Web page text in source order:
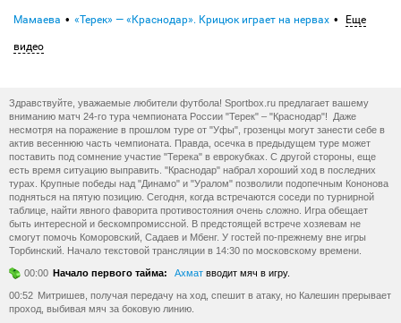
Мамаева «Терек» — «Краснодар». Крицюк играет на нервах Еще
видео
Здравствуйте, уважаемые любители футбола! Sportbox.ru предлагает вашему
вниманию матч 24-го тура чемпионата России "Терек" – "Краснодар"! Даже
несмотря на поражение в прошлом туре от "Уфы", грозенцы могут занести себе в
актив весеннюю часть чемпионата. Правда, осечка в предыдущем туре может
поставить под сомнение участие "Терека" в еврокубках. С другой стороны, еще
есть время ситуацию выправить. "Краснодар" набрал хороший ход в последних
турах. Крупные победы над "Динамо" и "Уралом" позволили подопечным Кононова
подняться на пятую позицию. Сегодня, когда встречаются соседи по турнирной
таблице, найти явного фаворита противостояния очень сложно. Игра обещает
быть интересной и бескомпромиссной. В предстоящей встрече хозяевам не
смогут помочь Коморовский, Садаев и Мбенг. У гостей по-прежнему вне игры
Торбинский. Начало текстовой трансляции в 14:30 по московскому времени.
00:00 Начало первого тайма: Ахмат вводит мяч в игру.
00:52 Митришев, получая передачу на ход, спешит в атаку, но Калешин прерывает
проход, выбивая мяч за боковую линию.